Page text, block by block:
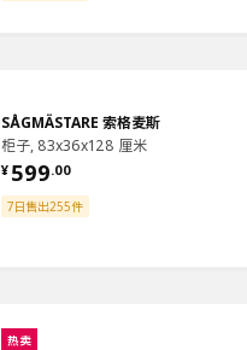
SÅGMÄSTARE 索格麦斯
柜子, 83x36x128 厘米
¥ 599.00
7日售出255件
热卖